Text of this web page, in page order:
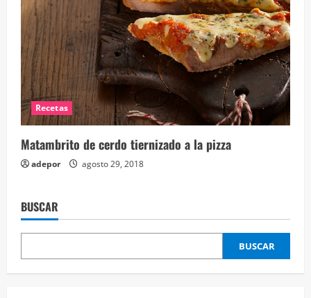
Recetas
Matambrito de cerdo tiernizado a la pizza
adepor agosto 29, 2018
BUSCAR
BUSCAR